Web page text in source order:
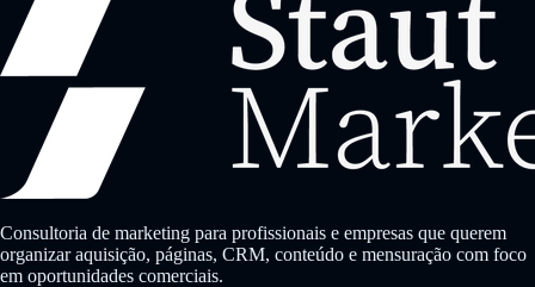
Consultoria de marketing para profissionais e empresas que querem
organizar aquisição, páginas, CRM, conteúdo e mensuração com foco
em oportunidades comerciais.